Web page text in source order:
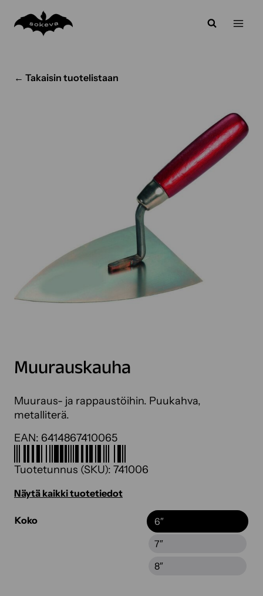
sisältöön
← Takaisin tuotelistaan
Muurauskauha
Muuraus- ja rappaustöihin. Puukahva,
metalliterä.
EAN: 6414867410065
Tuotetunnus (SKU): 741006
Näytä kaikki tuotetiedot
Koko
6″
7″
8″